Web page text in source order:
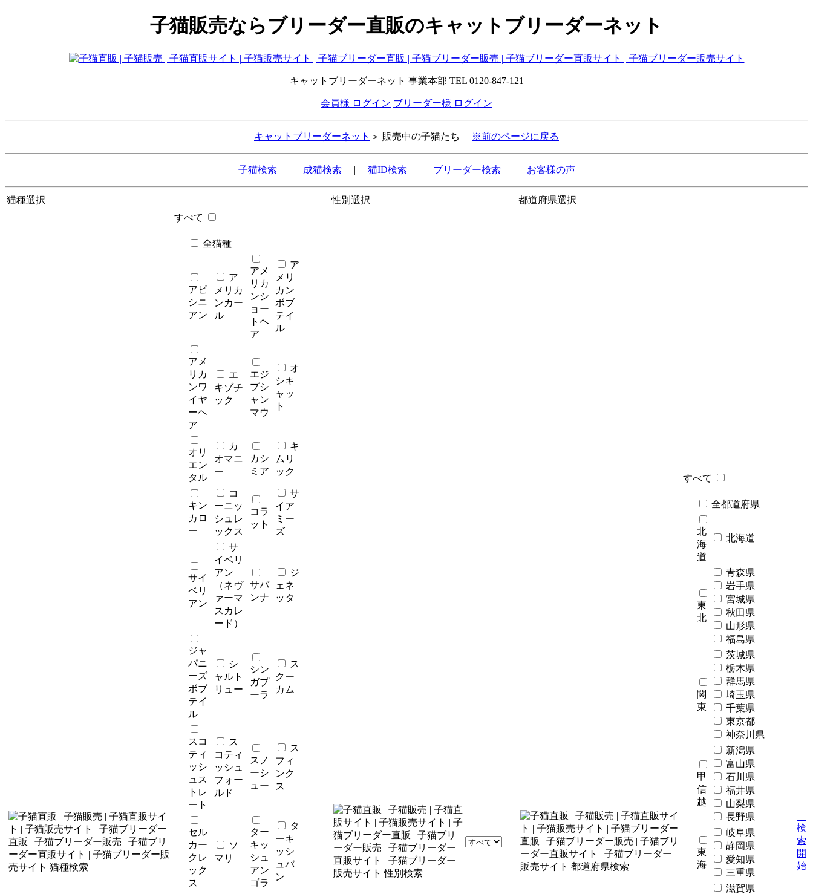
子猫販売ならブリーダー直販のキャットブリーダーネット
キャットブリーダーネット 事業本部 TEL 0120-847-121
会員様 ログイン ブリーダー様 ログイン
キャットブリーダーネット ＞ 販売中の子猫たち ※前のページに戻る
子猫検索 | 成猫検索 | 猫ID検索 | ブリーダー検索 | お客様の声
猫種選択 性別選択
都道府県選択
すべて
全猫種
アビ
シニ
アン
ア
メリカ
ンカー
ル
アメ
リカ
ンシ
ョー
トヘ
ア
ア
メリ
カン
ボブ
テイ
ル
アメ
リカ
ンワ
イヤ
ーヘ
ア
エ
キゾチ
ック
エジ
プシ
ャン
マウ
オ
シキ
ャッ
ト
オリ
エン
タル
カ
オマニ
ー
カシ
ミア
キ
ムリ
ック
キン
カロ
ー
コ
ーニッ
シュレ
ックス
コラ
ット
サ
イア
ミー
ズ
サイ
ベリ
アン
サ
イベリ
アン
（ネヴ
ァーマ
スカレ
ード）
サバ
ンナ
ジ
ェネ
ッタ
ジャ
パニ
ーズ
ボブ
テイ
ル
シ
ャルト
リュー
シン
ガプ
ーラ
ス
クー
カム
スコ
ティ
ッシ
ュス
トレ
ート
ス
コティ
ッシュ
フォー
ルド
スノ
ーシ
ュー
ス
フィ
ンク
ス
セル
カー
クレ
ック
ス
ソ
マリ
ター
キッ
シュ
アン
ゴラ
タ
ーキ
ッシ
ュバ
ン
すべて
全都道府県
北
海
道
北海道
東
北
青森県
岩手県
宮城県
秋田県
山形県
福島県
関
東
茨城県
栃木県
群馬県
埼玉県
千葉県
東京都
神奈川県
甲
信
越
新潟県
富山県
石川県
福井県
山梨県
長野県
東
海
岐阜県
静岡県
愛知県
三重県
滋賀県
検
索
開
始